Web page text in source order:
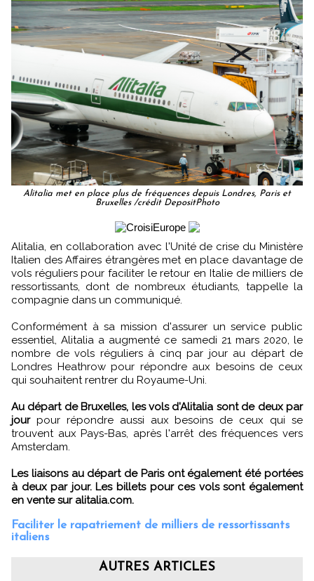
Alitalia met en place plus de fréquences depuis Londres, Paris et
Bruxelles /crédit DepositPhoto
Alitalia, en collaboration avec l'Unité de crise du Ministère
Italien des Affaires étrangères met en place davantage de
vols réguliers pour faciliter le retour en Italie de milliers de
ressortissants, dont de nombreux étudiants, tappelle la
compagnie dans un communiqué.
Conformément à sa mission d'assurer un service public
essentiel, Alitalia a augmenté ce samedi 21 mars 2020, le
nombre de vols réguliers à cinq par jour au départ de
Londres Heathrow pour répondre aux besoins de ceux
qui souhaitent rentrer du Royaume-Uni.
Au départ de Bruxelles, les vols d'Alitalia sont de deux par
jour pour répondre aussi aux besoins de ceux qui se
trouvent aux Pays-Bas, après l'arrêt des fréquences vers
Amsterdam.
Les liaisons au départ de Paris ont également été portées
à deux par jour. Les billets pour ces vols sont également
en vente sur alitalia.com.
Faciliter le rapatriement de milliers de ressortissants
italiens
AUTRES ARTICLES